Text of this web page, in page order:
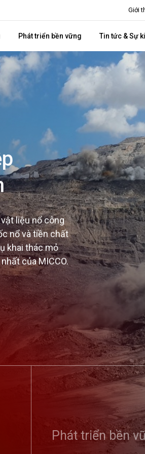
Giới
Phát triển bền vững Tin tức & Sự
Phát triển bền
hình tiên tiến, vinh danh
phẩm, dịch vụ tiêu biểu...
Kỷ niệm
thống
Đảng
01/8/
liệu nổ công
nổ và tiền chất
khai thác mỏ
của MICCO.